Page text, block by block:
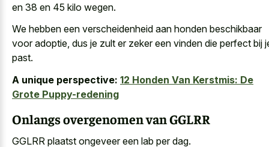
en 38 en 45 kilo wegen.
We hebben een verscheidenheid aan honden beschikbaar
voor adoptie, dus je zult er zeker een vinden die perfect bij
past.
A unique perspective: 12 Honden Van Kerstmis: De
Grote Puppy-redening
Onlangs overgenomen van GGLRR
GGLRR plaatst ongeveer een lab per dag.